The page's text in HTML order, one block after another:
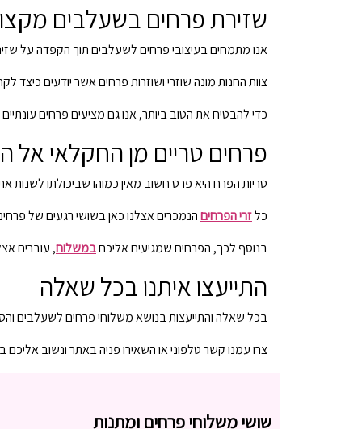
שזירת פרחים בשעלבים
אנו מתמחים בעיצובי פרחים לשעלבים תוך הקפדה על
צוות החנות מונה שוזרי ושוזרות פרחים אשר יודעים כיצד
כדי להבטיח את הטוב ביותר, אנו גם מציעים פרחים
פרחים טריים מן החקלאי אל
טריות הפרח היא פרט חשוב מאין כמוהו שביכולתו
כלזרי הפרחיםהנמכרים אצלנו כאן בשושי רגעים של
בנוסף לכך, הפרחים שמגיעים אליכםבמשלוח, עוברים
התייעצו איתנו בכל שאלה
בכל שאלה והתייעצות בנושא משלוחי פרחים לשעלבים
צרו עמנו קשר טלפוני או השאירו פניה באתר ונשוב אליכם
שושי משלוחי פרחים ומתנות